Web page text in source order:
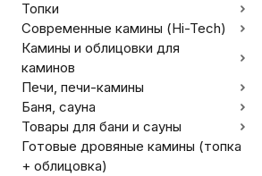
Топки
Современные камины (Hi-Tech)
Камины и облицовки для
каминов
Печи, печи-камины
Баня, сауна
Товары для бани и сауны
Готовые дровяные камины (топка
+ облицовка)